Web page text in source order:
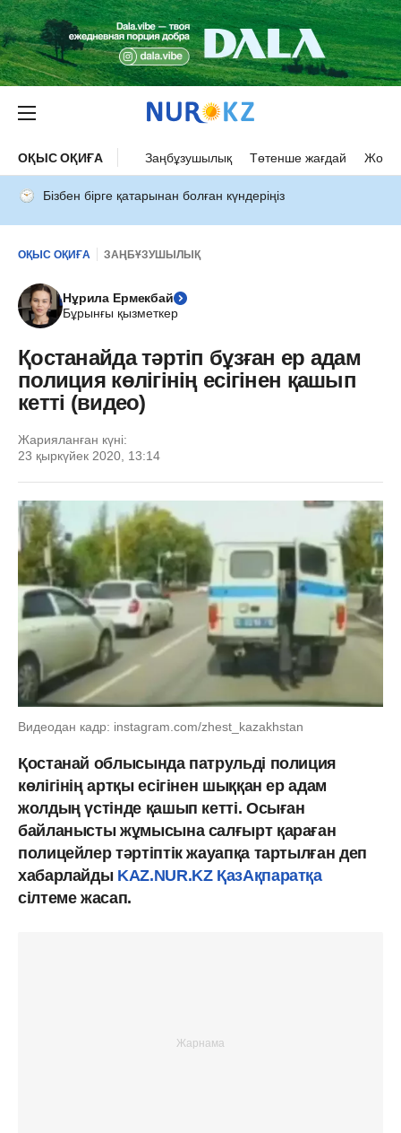
ОҚЫС ОҚИҒА Заңбұзушылық Төтенше жағдай Жол
Бізбен бірге қатарынан болған күндеріңіз
ОҚЫС ОҚИҒА ЗАҢБҰЗУШЫЛЫҚ
Нұрила Ермекбай
Бұрынғы қызметкер
Қостанайда тәртіп бұзған ер адам
полиция көлігінің есігінен қашып
кетті (видео)
Жарияланған күні:
23 қыркүйек 2020, 13:14
Видеодан кадр: instagram.com/zhest_kazakhstan
Қостанай облысында патрульді полиция
көлігінің артқы есігінен шыққан ер адам
жолдың үстінде қашып кетті. Осыған
байланысты жұмысына салғырт қараған
полицейлер тәртіптік жауапқа тартылған деп
хабарлайды KAZ.NUR.KZ ҚазАқпаратқа
сілтеме жасап.